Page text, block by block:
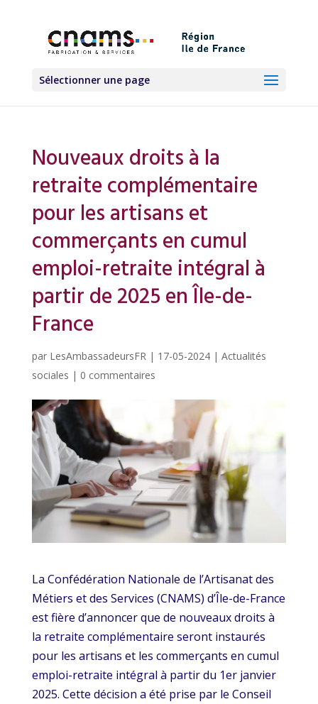
Sélectionner une page
Nouveaux droits à la
retraite complémentaire
pour les artisans et
commerçants en cumul
emploi-retraite intégral à
partir de 2025 en Île-de-
France
par LesAmbassadeursFR| 17-05-2024| Actualités
sociales | 0 commentaires
La Confédération Nationale de l’Artisanat des
Métiers et des Services (CNAMS) d’Île-de-France
est fière d’annoncer que de nouveaux droits à
la retraite complémentaire seront instaurés
pour les artisans et les commerçants en cumul
emploi-retraite intégral à partir du 1er janvier
2025. Cette décision a été prise par le Conseil